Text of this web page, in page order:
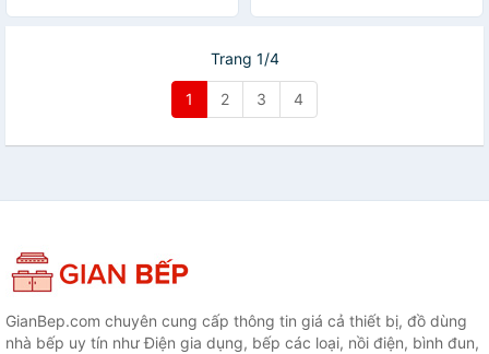
Trang 1/4
1 2 3 4
GianBep.com chuyên cung cấp thông tin giá cả thiết bị, đồ dùng
nhà bếp uy tín như Điện gia dụng, bếp các loại, nồi điện, bình đun,